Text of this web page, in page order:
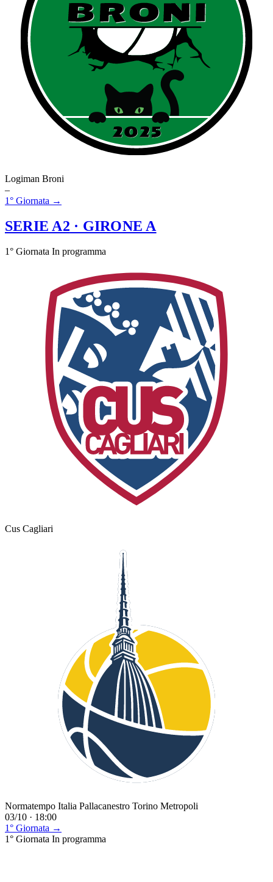
Logiman Broni
–
1° Giornata →
SERIE A2 · GIRONE A
1° Giornata In programma
Cus Cagliari
Normatempo Italia Pallacanestro Torino Metropoli
03/10 · 18:00
1° Giornata →
1° Giornata In programma